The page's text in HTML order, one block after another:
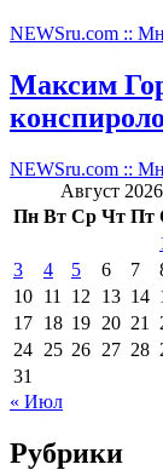
NEWSru.com ::
Максим
NEWSru.com ::
Август 2026
Пн Вт Ср Чт Пт
3
4 5 6 7
10 11 12 13 14
17 18 19 20 21
24 25 26 27 28
31
« Июл
Рубрики